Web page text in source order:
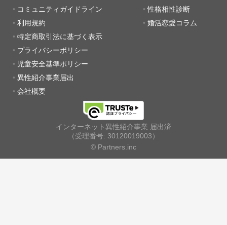
コミュニティガイドライン
利用規約
特定商取引法に基づく表示
プライバシーポリシー
児童安全基準ポリシー
異性紹介事業届出
会社概要
性格相性診断
婚活恋愛コラム
インターネット異性紹介事業 届出済
（受理番号: 30120019003）
© Partners.inc